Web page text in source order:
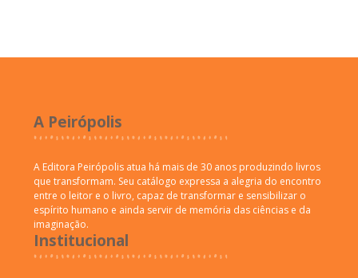
A Peirópolis
A Editora Peirópolis atua há mais de 30 anos produzindo livros
que transformam. Seu catálogo expressa a alegria do encontro
entre o leitor e o livro, capaz de transformar e sensibilizar o
espírito humano e ainda servir de memória das ciências e da
imaginação.
Institucional